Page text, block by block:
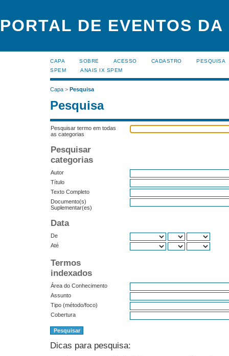
PORTAL DE EVENTOS DA
CAPA SOBRE ACESSO CADASTRO
PESQUISA
SPEM
ANAIS IX SPEM
Capa > Pesquisa
Pesquisa
Pesquisar termo em todas
as categorias
Pesquisar
categorias
Autor
Título
Texto Completo
Documento(s)
Suplementar(es)
Data
De
Até
Termos
indexados
Área do Conhecimento
Assunto
Tipo (método/foco)
Cobertura
Dicas para pesquisa: